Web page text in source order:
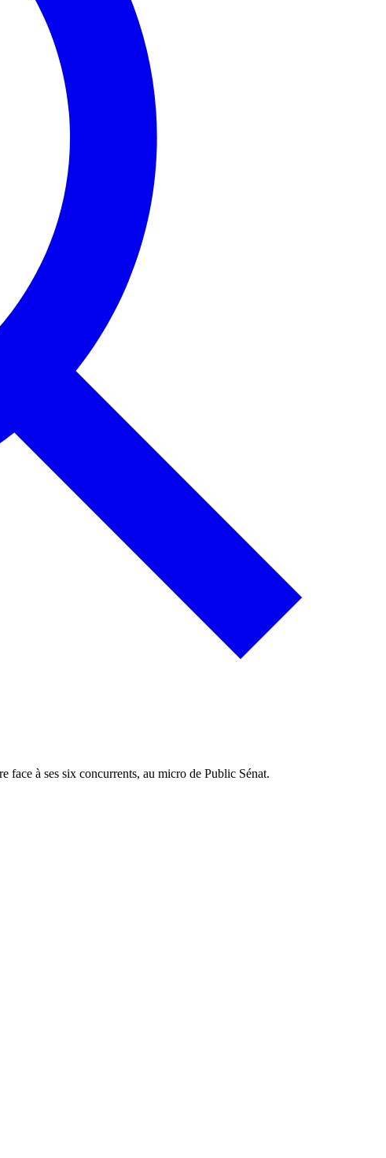
face à ses six concurrents, au micro de Public Sénat.